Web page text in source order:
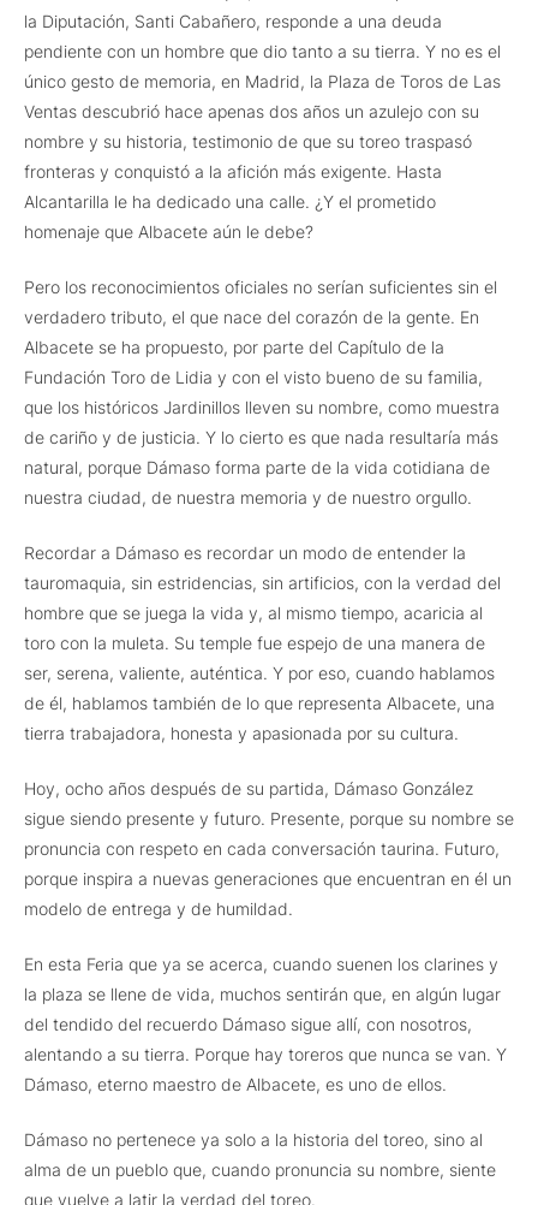
la Diputación, Santi Cabañero, responde a una deuda
pendiente con un hombre que dio tanto a su tierra. Y no es el
único gesto de memoria, en Madrid, la Plaza de Toros de Las
Ventas descubrió hace apenas dos años un azulejo con su
nombre y su historia, testimonio de que su toreo traspasó
fronteras y conquistó a la afición más exigente. Hasta
Alcantarilla le ha dedicado una calle. ¿Y el prometido
homenaje que Albacete aún le debe?
Pero los reconocimientos oficiales no serían suficientes sin el
verdadero tributo, el que nace del corazón de la gente. En
Albacete se ha propuesto, por parte del Capítulo de la
Fundación Toro de Lidia y con el visto bueno de su familia,
que los históricos Jardinillos lleven su nombre, como muestra
de cariño y de justicia. Y lo cierto es que nada resultaría más
natural, porque Dámaso forma parte de la vida cotidiana de
nuestra ciudad, de nuestra memoria y de nuestro orgullo.
Recordar a Dámaso es recordar un modo de entender la
tauromaquia, sin estridencias, sin artificios, con la verdad del
hombre que se juega la vida y, al mismo tiempo, acaricia al
toro con la muleta. Su temple fue espejo de una manera de
ser, serena, valiente, auténtica. Y por eso, cuando hablamos
de él, hablamos también de lo que representa Albacete, una
tierra trabajadora, honesta y apasionada por su cultura.
Hoy, ocho años después de su partida, Dámaso González
sigue siendo presente y futuro. Presente, porque su nombre se
pronuncia con respeto en cada conversación taurina. Futuro,
porque inspira a nuevas generaciones que encuentran en él un
modelo de entrega y de humildad.
En esta Feria que ya se acerca, cuando suenen los clarines y
la plaza se llene de vida, muchos sentirán que, en algún lugar
del tendido del recuerdo Dámaso sigue allí, con nosotros,
alentando a su tierra. Porque hay toreros que nunca se van. Y
Dámaso, eterno maestro de Albacete, es uno de ellos.
Dámaso no pertenece ya solo a la historia del toreo, sino al
alma de un pueblo que, cuando pronuncia su nombre, siente
que vuelve a latir la verdad del toreo.